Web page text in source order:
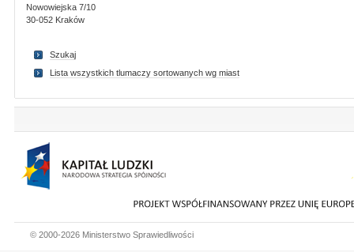
Nowowiejska 7/10
30-052 Kraków
Szukaj
Lista wszystkich tlumaczy sortowanych wg miast
© 2000-2026 Ministerstwo Sprawiedliwości